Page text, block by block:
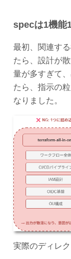
specは1機能
最初、関連す
たら、設計が
量が多すぎて
たら、指示の
なりました。
実際のディレ